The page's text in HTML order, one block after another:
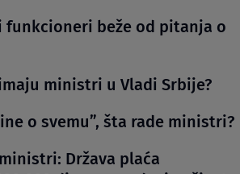
funkcioneri beže od pitanja o
ministri u Vladi Srbije?
o svemu”, šta rade ministri?
Država plaća